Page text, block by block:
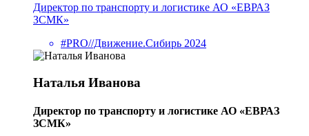
Директор по транспорту и логистике АО «ЕВРАЗ
ЗСМК»
#PRO//Движение.Сибирь 2024
Наталья Иванова
Директор по транспорту и логистике АО «ЕВРАЗ
ЗСМК»